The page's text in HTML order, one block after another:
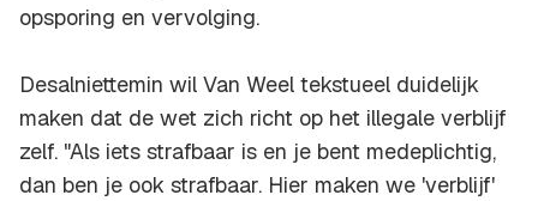
opsporing en vervolging.
Desalniettemin wil Van Weel tekstueel duidelijk
maken dat de wet zich richt op het illegale verblijf
zelf. "Als iets strafbaar is en je bent medeplichtig,
dan ben je ook strafbaar. Hier maken we 'verblijf'